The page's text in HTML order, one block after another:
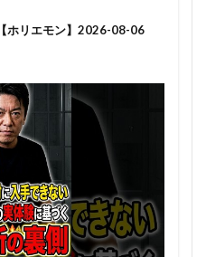
ホリエモン】2026-08-06